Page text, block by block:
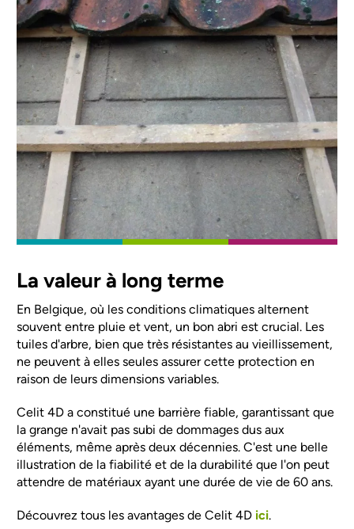
La valeur à long terme
En Belgique, où les conditions climatiques alternent
souvent entre pluie et vent, un bon abri est crucial. Les
tuiles d'arbre, bien que très résistantes au vieillissement,
ne peuvent à elles seules assurer cette protection en
raison de leurs dimensions variables.
Celit 4D a constitué une barrière fiable, garantissant que
la grange n'avait pas subi de dommages dus aux
éléments, même après deux décennies. C'est une belle
illustration de la fiabilité et de la durabilité que l'on peut
attendre de matériaux ayant une durée de vie de 60 ans.
Découvrez tous les avantages de Celit 4D ici.